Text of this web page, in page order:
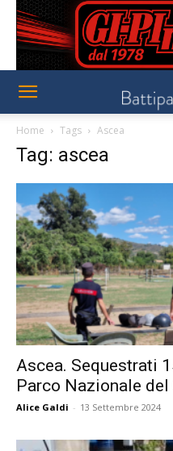
Home Tags Ascea
Tag: ascea
Ascea. Sequestrati
Parco Nazionale del
Alice Galdi - 13 Settembre 2024